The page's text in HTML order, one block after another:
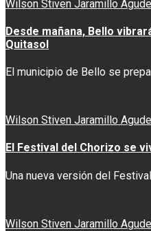
Wilson Stiven Jaramillo
Desde mañana, Bello
Quitasol
El municipio de Bello se
Wilson Stiven Jaramillo
El Festival del Chorizo se
Una nueva versión del
Wilson Stiven Jaramillo